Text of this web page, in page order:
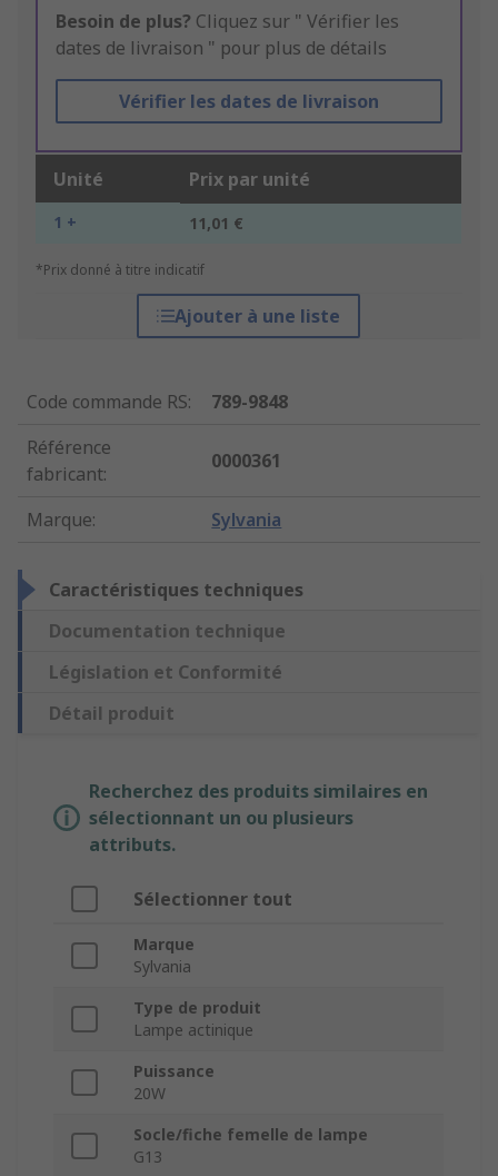
Besoin de plus? Cliquez sur " Vérifier les
dates de livraison " pour plus de détails
Vérifier les dates de livraison
Unité Prix par unité
1 + 11,01 €
*Prix donné à titre indicatif
Ajouter à une liste
Code commande RS:
789-9848
Référence
fabricant:
0000361
Marque: Sylvania
Caractéristiques techniques
Documentation technique
Législation et Conformité
Détail produit
Recherchez des produits similaires en
sélectionnant un ou plusieurs
attributs.
Sélectionner tout
Marque
Sylvania
Type de produit
Lampe actinique
Puissance
20W
Socle/fiche femelle de lampe
G13